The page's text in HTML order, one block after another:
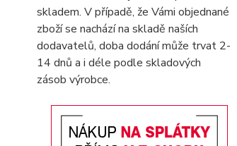
skladem. V případě, že Vámi objednané
zboží se nachází na skladě naších
dodavatelů, doba dodání může trvat 2-
14 dnů a i déle podle skladových
zásob výrobce.